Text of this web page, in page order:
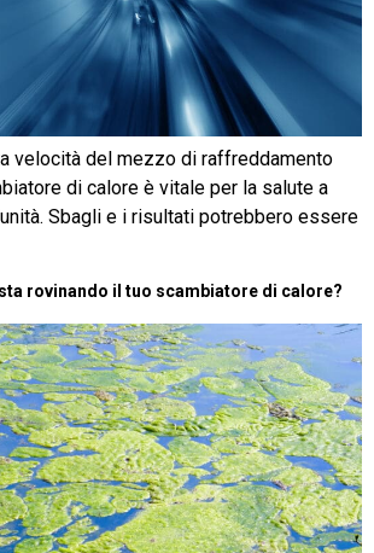
velocità del mezzo di raffreddamento
di calore è vitale per la salute a
Sbagli e i risultati potrebbero essere
rovinando il tuo scambiatore di calore?